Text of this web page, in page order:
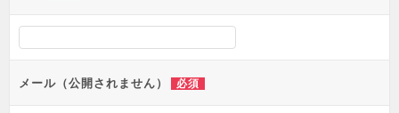
シ
ンメール（公開されません） 必須